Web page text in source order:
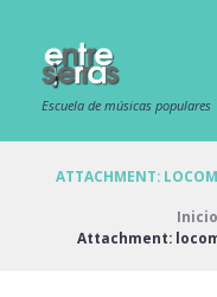
Escuela de músicas populares
ATTACHMENT:
Inicio
Attachment: